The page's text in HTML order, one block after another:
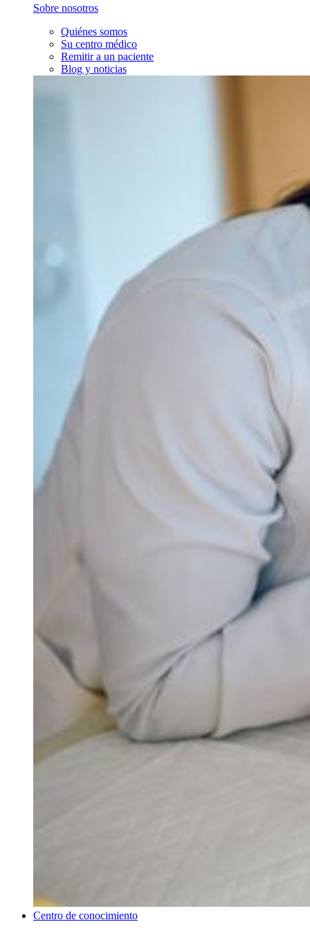
Sobre nosotros
Quiénes somos
Su centro médico
Remitir a un paciente
Blog y noticias
Centro de conocimiento